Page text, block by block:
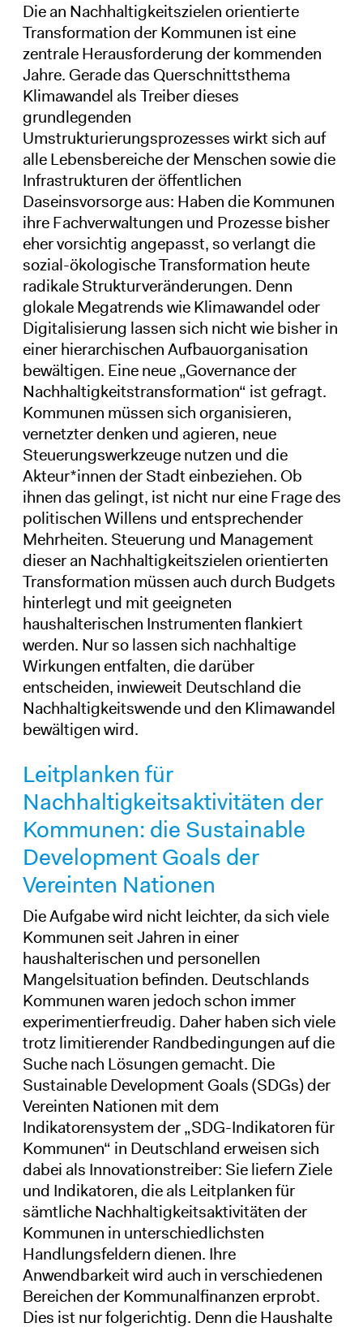
Die an Nachhaltigkeitszielen orientierte
Transformation der Kommunen ist eine
zentrale Herausforderung der kommenden
Jahre. Gerade das Querschnittsthema
Klimawandel als Treiber dieses
grundlegenden
Umstrukturierungsprozesses wirkt sich auf
alle Lebensbereiche der Menschen sowie die
Infrastrukturen der öffentlichen
Daseinsvorsorge aus: Haben die Kommunen
ihre Fachverwaltungen und Prozesse bisher
eher vorsichtig angepasst, so verlangt die
sozial-ökologische Transformation heute
radikale Strukturveränderungen. Denn
glokale Megatrends wie Klimawandel oder
Digitalisierung lassen sich nicht wie bisher in
einer hierarchischen Aufbauorganisation
bewältigen. Eine neue „Governance der
Nachhaltigkeitstransformation“ ist gefragt.
Kommunen müssen sich organisieren,
vernetzter denken und agieren, neue
Steuerungswerkzeuge nutzen und die
Akteur*innen der Stadt einbeziehen. Ob
ihnen das gelingt, ist nicht nur eine Frage des
politischen Willens und entsprechender
Mehrheiten. Steuerung und Management
dieser an Nachhaltigkeitszielen orientierten
Transformation müssen auch durch Budgets
hinterlegt und mit geeigneten
haushalterischen Instrumenten flankiert
werden. Nur so lassen sich nachhaltige
Wirkungen entfalten, die darüber
entscheiden, inwieweit Deutschland die
Nachhaltigkeitswende und den Klimawandel
bewältigen wird.
Leitplanken für
Nachhaltigkeitsaktivitäten der
Kommunen: die Sustainable
Development Goals der
Vereinten Nationen
Die Aufgabe wird nicht leichter, da sich viele
Kommunen seit Jahren in einer
haushalterischen und personellen
Mangelsituation befinden. Deutschlands
Kommunen waren jedoch schon immer
experimentierfreudig. Daher haben sich viele
trotz limitierender Randbedingungen auf die
Suche nach Lösungen gemacht. Die
Sustainable Development Goals (SDGs) der
Vereinten Nationen mit dem
Indikatorensystem der „SDG-Indikatoren für
Kommunen“ in Deutschland erweisen sich
dabei als Innovationstreiber: Sie liefern Ziele
und Indikatoren, die als Leitplanken für
sämtliche Nachhaltigkeitsaktivitäten der
Kommunen in unterschiedlichsten
Handlungsfeldern dienen. Ihre
Anwendbarkeit wird auch in verschiedenen
Bereichen der Kommunalfinanzen erprobt.
Dies ist nur folgerichtig. Denn die Haushalte